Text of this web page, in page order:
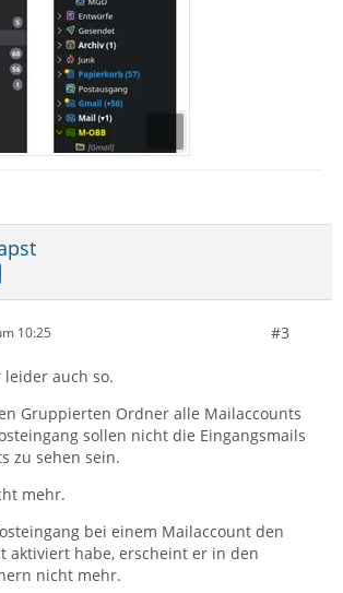
10:25 #3
leider auch so.
Gruppierten Ordner alle Mailaccounts
sollen nicht die Eingangsmails
zu sehen sein.
mehr.
bei einem Mailaccount den
aktiviert habe, erscheint er in den
nicht mehr.